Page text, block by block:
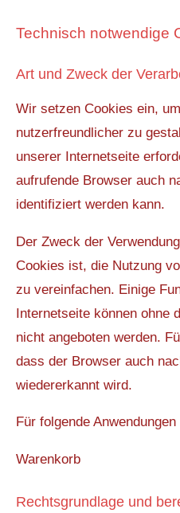
Technisch notwendige
Art und Zweck der
Wir setzen Cookies ein,
nutzerfreundlicher zu
unserer Internetseite
aufrufende Browser auch
identifiziert werden kann.
Der Zweck der
Cookies ist, die Nutzung
zu vereinfachen. Einige
Internetseite können ohne
nicht angeboten werden.
dass der Browser auch
wiedererkannt wird.
Für folgende
Warenkorb
Rechtsgrundlage und